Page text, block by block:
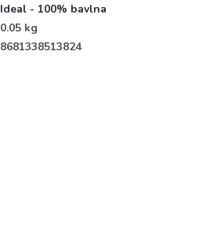
Ideal - 100% bavlna
0.05 kg
8681338513824